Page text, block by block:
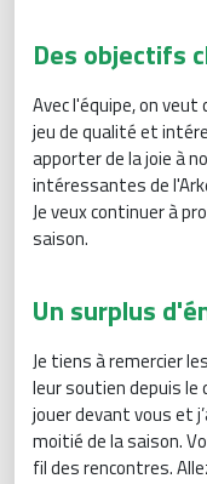
Des objectifs
Avec l'équipe, on veut
jeu de qualité et
apporter de la joie à
intéressantes de
Je veux continuer à
saison.
Un surplus
Je tiens à remercier
leur soutien depuis le
jouer devant vous et
moitié de la saison.
fil des rencontres.